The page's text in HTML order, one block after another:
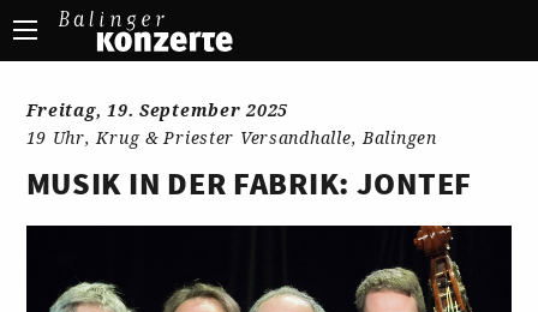
Freitag, 19. September 2025
19 Uhr, Krug & Priester Versandhalle, Balingen
MUSIK IN DER FABRIK: JONTEF